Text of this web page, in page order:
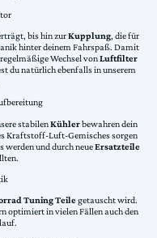
bis hin zurKupplung, die für
hinter deinem Fahrspaß. Damit
Wechsel vonLuftfilter
du natürlich ebenfalls in unserem
stabilenKühlerbewahren dein
Kraftstoff-Luft-Gemisches sorgen
werden und durch neueErsatzteile
Tuning Teilegetauscht wird.
optimiert in vielen Fällen auch den